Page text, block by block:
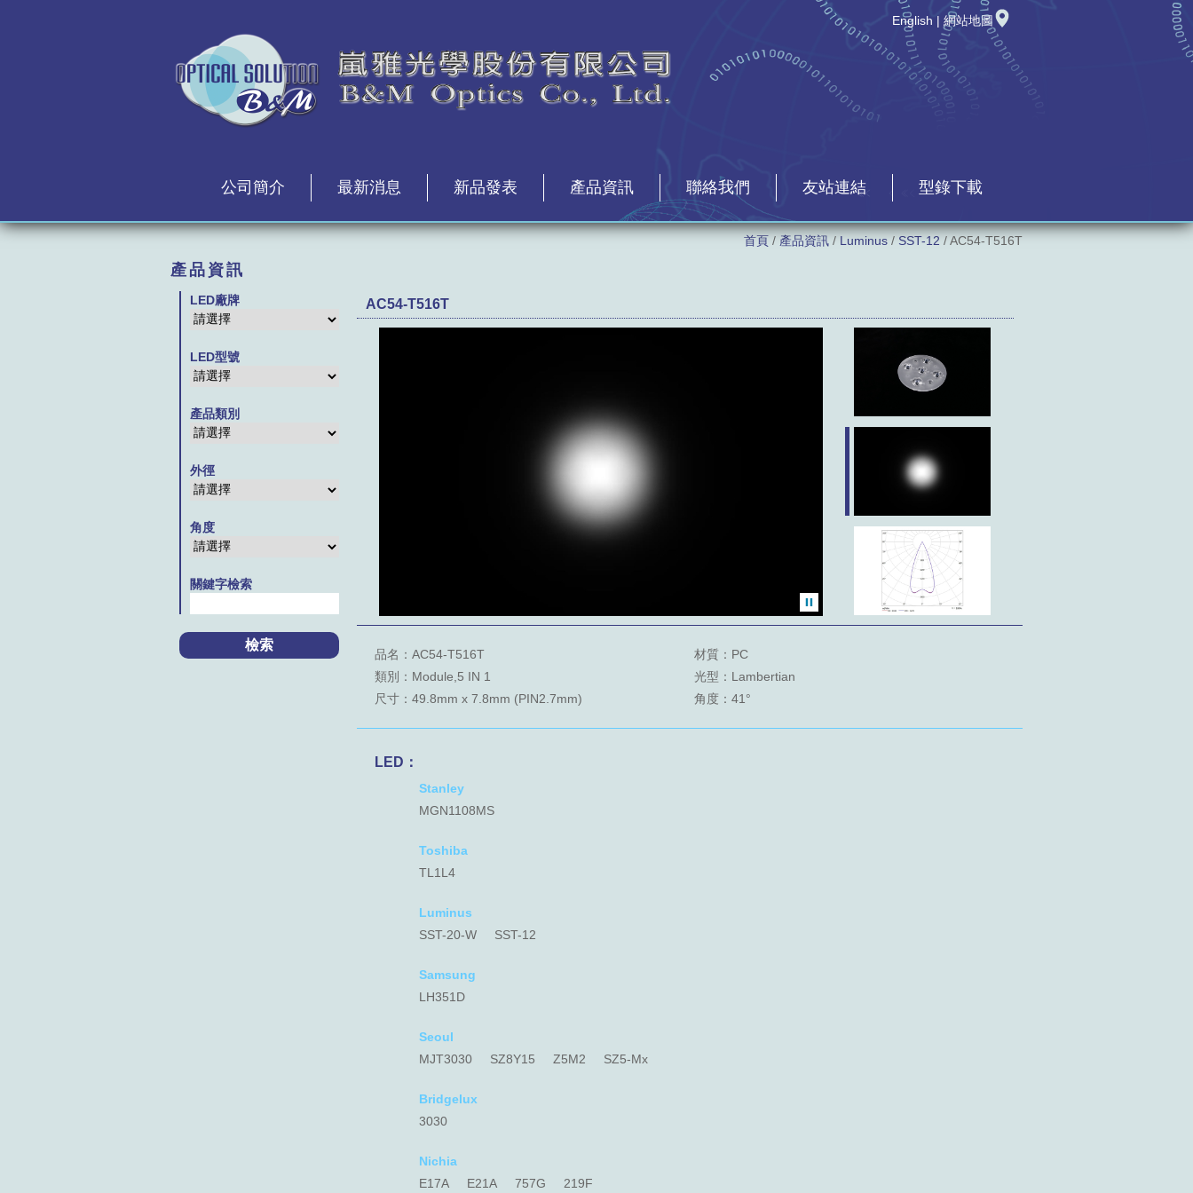
English | 網站地圖
公司簡介 最新消息 新品發表 產品資訊 聯絡我們 友站連結 型錄下載
首頁 / 產品資訊 / Luminus / SST-12 / AC54-T516T
產品資訊
LED廠牌
LED型號
產品類別
外徑
角度
關鍵字檢索
AC54-T516T
品名：AC54-T516T
材質：PC
類別：Module,5 IN 1
光型：Lambertian
尺寸：49.8mm x 7.8mm (PIN2.7mm)
角度：41°
LED：
Stanley
MGN1108MS
Toshiba
TL1L4
Luminus
SST-20-W
SST-12
Samsung
LH351D
Seoul
MJT3030
SZ8Y15 Z5M2 SZ5-Mx
Bridgelux
3030
Nichia
E17A
E21A 757G 219F